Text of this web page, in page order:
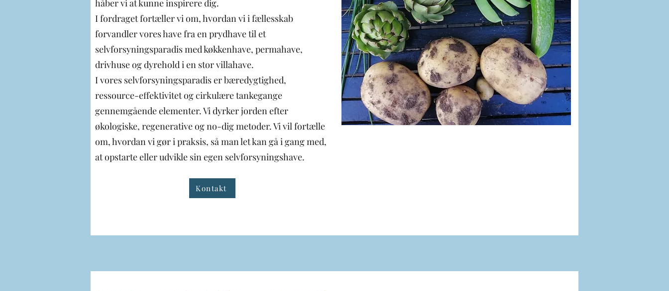
håber vi at kunne inspirere dig.
I fordraget fortæller vi om, hvordan vi i fællesskab
forvandler vores have fra en prydhave til et
selvforsyningsparadis med køkkenhave, permahave,
drivhuse og dyrehold i en stor villahave.
I vores selvforsyningsparadis er bæredygtighed,
ressource-effektivitet og cirkulære tankegange
gennemgående elementer. Vi dyrker jorden efter
økologiske, regenerative og no-dig metoder. Vi vil fortælle
om, hvordan vi gør i praksis, så man let kan gå i gang med,
at opstarte eller udvikle sin egen selvforsyningshave.
Kontakt